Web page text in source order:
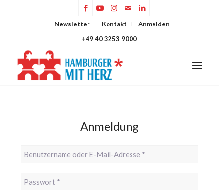
Newsletter Kontakt
Anmelden
+49 40 3253 9000
Anmeldung
Benutzername oder E-Mail-Adresse
Passwort *